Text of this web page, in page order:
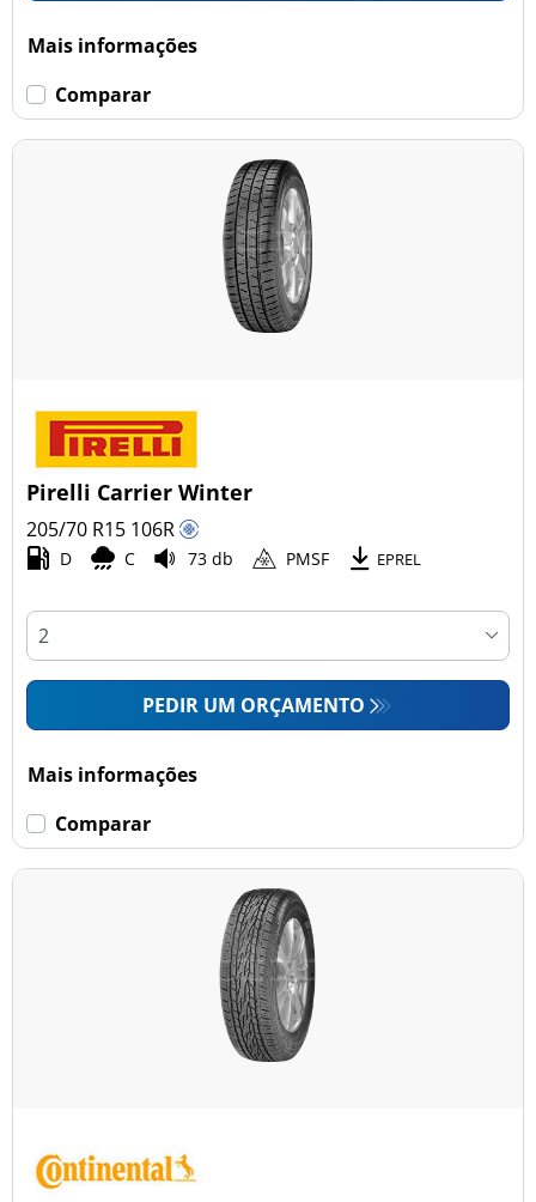
Mais informações
Comparar
Pirelli Carrier Winter
205/70 R15 106R
D C 73 db PMSF EPREL
PEDIR UM ORÇAMENTO
Mais informações
Comparar